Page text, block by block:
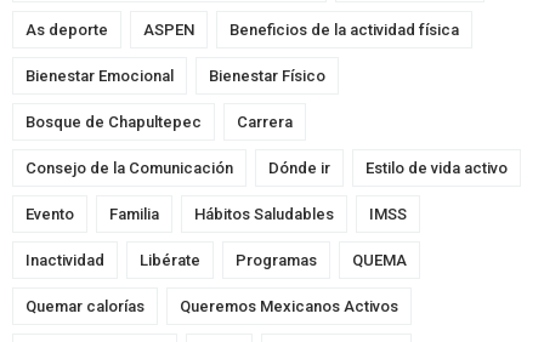
As deporte ASPEN Beneficios de la actividad física
Bienestar Emocional Bienestar Físico
Bosque de Chapultepec Carrera
Consejo de la Comunicación Dónde ir Estilo de vida activo
Evento Familia Hábitos Saludables IMSS
Inactividad Libérate Programas QUEMA
Quemar calorías Queremos Mexicanos Activos